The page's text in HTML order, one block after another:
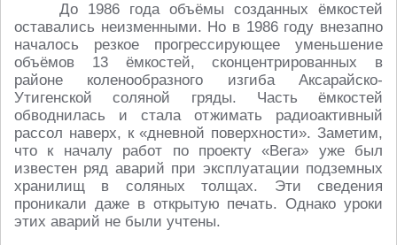
До 1986 года объёмы созданных ёмкостей
оставались неизменными. Но в 1986 году внезапно
началось резкое прогрессирующее уменьшение
объёмов 13 ёмкостей, сконцентрированных в
районе коленообразного изгиба Аксарайско-
Утигенской соляной гряды. Часть ёмкостей
обводнилась и стала отжимать радиоактивный
рассол наверх, к «дневной поверхности». Заметим,
что к началу работ по проекту «Вега» уже был
известен ряд аварий при эксплуатации подземных
хранилищ в соляных толщах. Эти сведения
проникали даже в открытую печать. Однако уроки
этих аварий не были учтены.